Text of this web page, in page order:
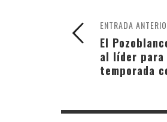
ENTRADA
El
al líder
temporada